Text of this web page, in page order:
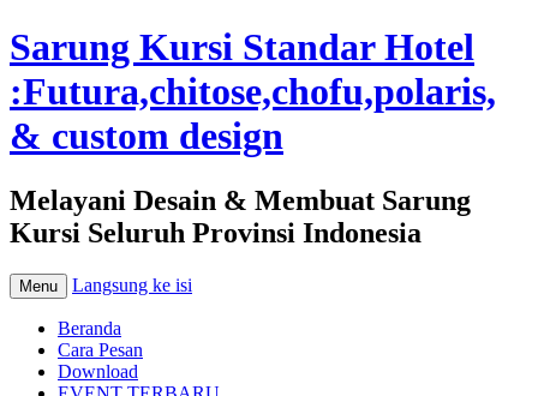
Sarung Kursi Standar Hotel
:Futura,chitose,chofu,polaris,
& custom design
Melayani Desain & Membuat Sarung
Kursi Seluruh Provinsi Indonesia
Menu Langsung ke isi
Beranda
Cara Pesan
Download